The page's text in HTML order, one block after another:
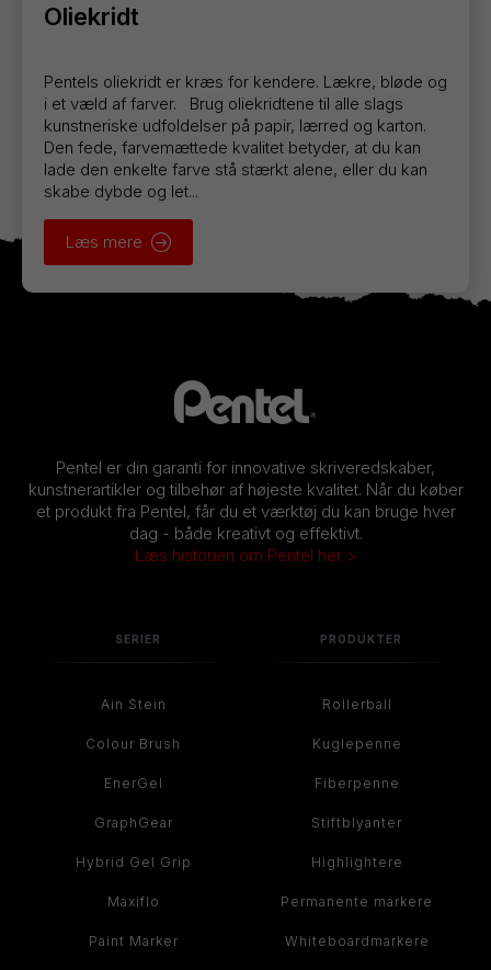
Oliekridt
Pentels oliekridt er kræs for kendere. Lækre, bløde og
i et væld af farver. Brug oliekridtene til alle slags
kunstneriske udfoldelser på papir, lærred og karton.
Den fede, farvemættede kvalitet betyder, at du kan
lade den enkelte farve stå stærkt alene, eller du kan
skabe dybde og let...
Læs mere
Pentel er din garanti for innovative skriveredskaber,
kunstnerartikler og tilbehør af højeste kvalitet. Når du køber
et produkt fra Pentel, får du et værktøj du kan bruge hver
dag - både kreativt og effektivt.
Læs historien om Pentel her >
SERIER
Ain Stein
Colour Brush
EnerGel
GraphGear
Hybrid Gel Grip
Maxiflo
Paint Marker
PRODUKTER
Rollerball
Kuglepenne
Fiberpenne
Stiftblyanter
Highlightere
Permanente markere
Whiteboardmarkere